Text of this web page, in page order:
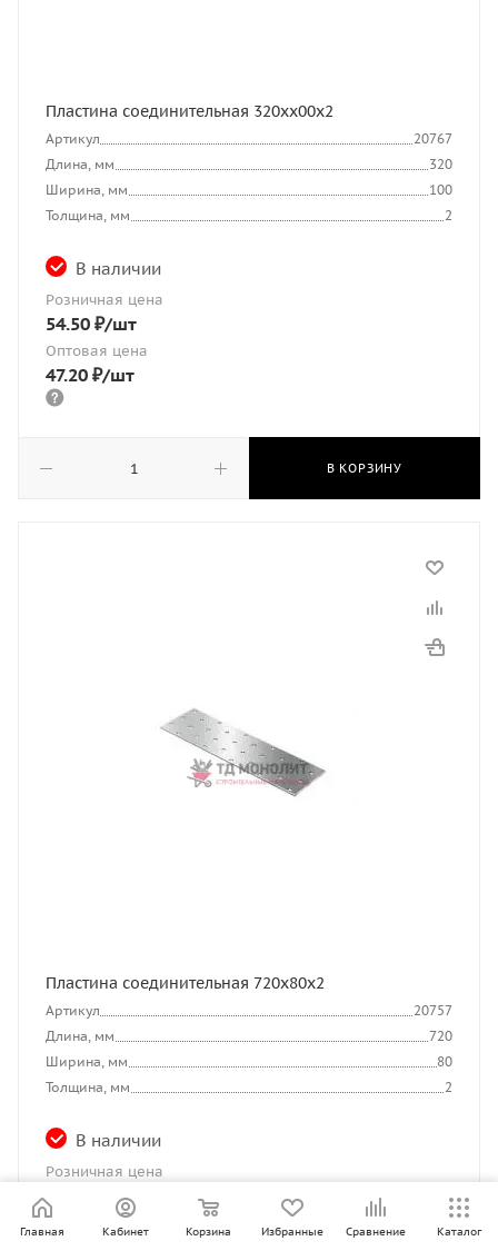
Пластина соединительная 320хх00х2
Артикул
20767
Длина, мм
320
Ширина, мм
100
Толщина, мм
2
В наличии
Розничная цена
54.50 ₽/шт
Оптовая цена
47.20 ₽/шт
В КОРЗИНУ
Пластина соединительная 720х80х2
Артикул
20757
Длина, мм
720
Ширина, мм
80
Толщина, мм
2
В наличии
Розничная цена
98.10 /шт
Оптовая цена
Главная Кабинет Корзина Избранные Сравнение Каталог